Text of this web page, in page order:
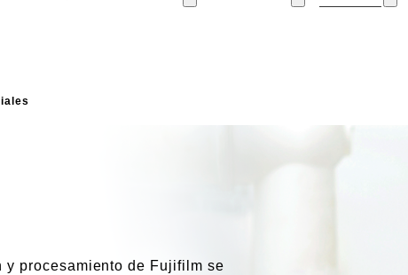
y procesamiento de Fujifilm se